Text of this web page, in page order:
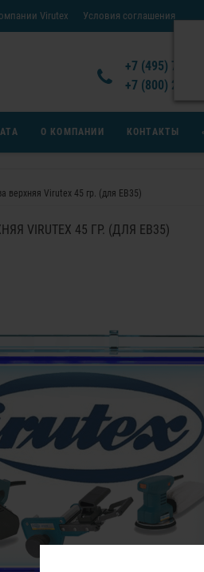
Условия соглашения
Virutex
Условия возврата товара
+7 (495) 777-
+7 (800) 200-
О КОМПАНИИ КОНТАКТЫ
верхняя Virutex 45 гр. (для EB35)
VIRUTEX 45 ГР. (ДЛЯ EB35)